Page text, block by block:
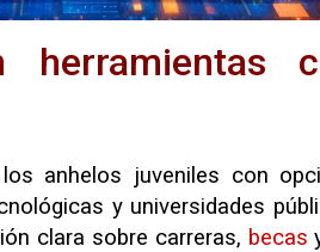
herramientas
anhelos juveniles con
y universidades
clara sobre carreras, becas